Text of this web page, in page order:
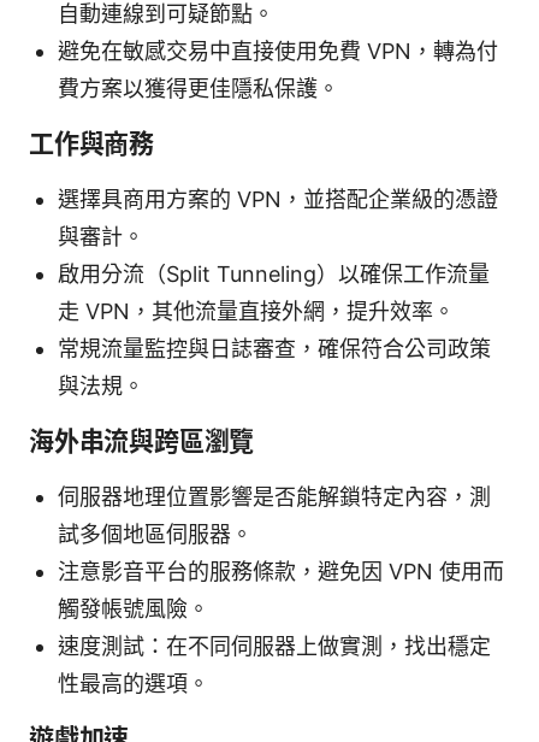
自動連線到可疑節點。
避免在敏感交易中直接使用免費 VPN，轉為付
費方案以獲得更佳隱私保護。
工作與商務
選擇具商用方案的 VPN，並搭配企業級的憑證
與審計。
啟用分流（Split Tunneling）以確保工作流量
走 VPN，其他流量直接外網，提升效率。
常規流量監控與日誌審查，確保符合公司政策
與法規。
海外串流與跨區瀏覽
伺服器地理位置影響是否能解鎖特定內容，測
試多個地區伺服器。
注意影音平台的服務條款，避免因 VPN 使用而
觸發帳號風險。
速度測試：在不同伺服器上做實測，找出穩定
性最高的選項。